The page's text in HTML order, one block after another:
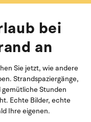
bei
an
Sie jetzt, wie andere
Strandspaziergänge,
gemütliche Stunden
Echte Bilder, echte
Ihre eigenen.